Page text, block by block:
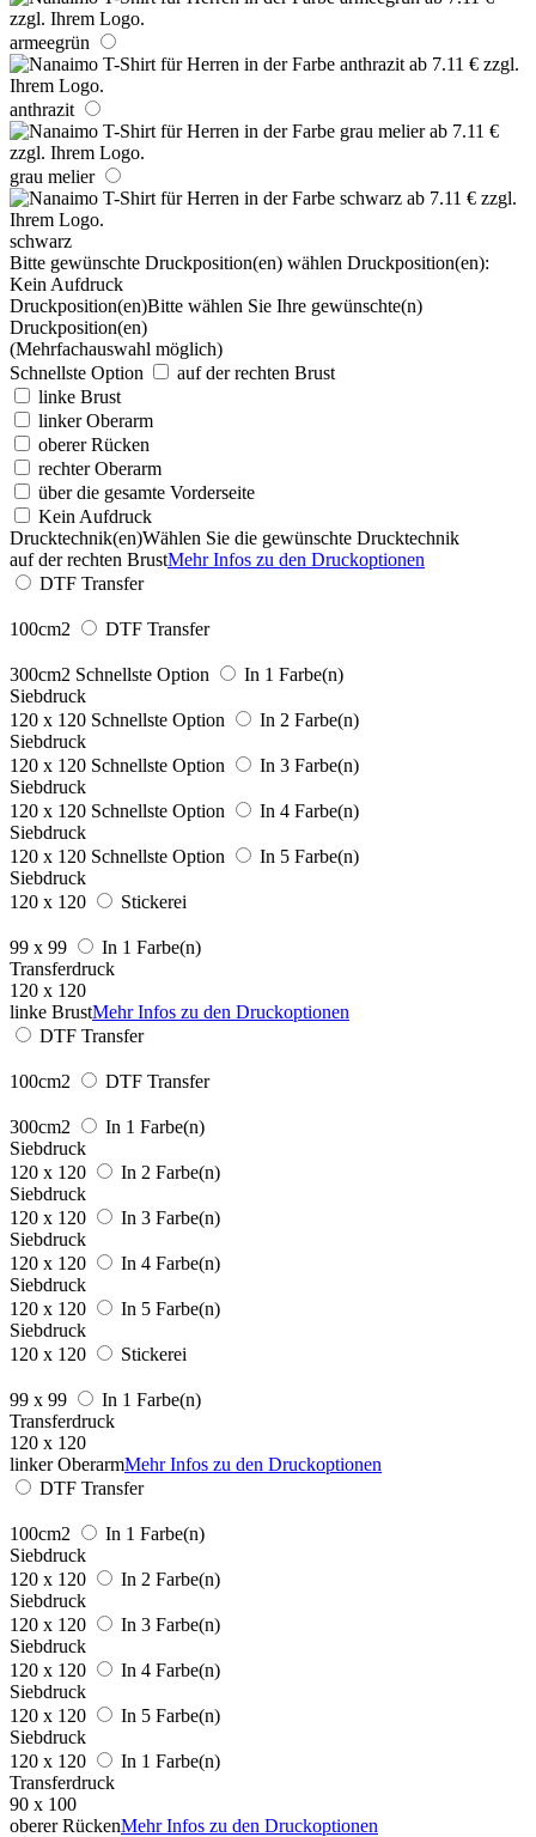
armeegrün
anthrazit
grau melier
schwarz
Bitte gewünschte Druckposition(en) wählen Druckposition(en):
Kein Aufdruck
Druckposition(en)Bitte wählen Sie Ihre gewünschte(n)
Druckposition(en)
(Mehrfachauswahl möglich)
Schnellste Option
auf der rechten Brust
linke Brust
linker Oberarm
oberer Rücken
rechter Oberarm
über die gesamte Vorderseite
Kein Aufdruck
Drucktechnik(en)Wählen Sie die gewünschte Drucktechnik
auf der rechten BrustMehr Infos zu den Druckoptionen
DTF Transfer
100cm2 DTF Transfer
300cm2 Schnellste Option
In 1 Farbe(n)
Siebdruck
120 x 120 Schnellste Option
In 2 Farbe(n)
Siebdruck
120 x 120 Schnellste Option
In 3 Farbe(n)
Siebdruck
120 x 120 Schnellste Option
In 4 Farbe(n)
Siebdruck
120 x 120 Schnellste Option
In 5 Farbe(n)
Siebdruck
120 x 120
Stickerei
99 x 99
In 1 Farbe(n)
Transferdruck
120 x 120
linke BrustMehr Infos zu den Druckoptionen
DTF Transfer
100cm2 DTF Transfer
300cm2
In 1 Farbe(n)
Siebdruck
120 x 120
In 2 Farbe(n)
Siebdruck
120 x 120
In 3 Farbe(n)
Siebdruck
120 x 120
In 4 Farbe(n)
Siebdruck
120 x 120
In 5 Farbe(n)
Siebdruck
120 x 120
Stickerei
99 x 99
In 1 Farbe(n)
Transferdruck
120 x 120
linker OberarmMehr Infos zu den Druckoptionen
DTF Transfer
100cm2
In 1 Farbe(n)
Siebdruck
120 x 120
In 2 Farbe(n)
Siebdruck
120 x 120
In 3 Farbe(n)
Siebdruck
120 x 120
In 4 Farbe(n)
Siebdruck
120 x 120
In 5 Farbe(n)
Siebdruck
120 x 120
In 1 Farbe(n)
Transferdruck
90 x 100
oberer RückenMehr Infos zu den Druckoptionen